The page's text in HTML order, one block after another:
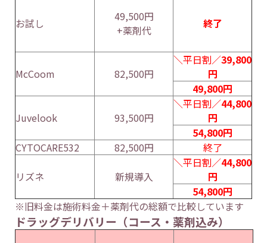
お試し
49,500円
+薬剤代
終了
McCoom 82,500円
＼平日割／39,800
円
49,800円
Juvelook 93,500円
＼平日割／44,800
円
54,800円
CYTOCARE532
82,500円 終了
リズネ 新規導入
＼平日割／44,800
円
54,800円
※旧料金は施術料金＋薬剤代の総額で比較しています
ドラッグデリバリー（コース・薬剤込み）